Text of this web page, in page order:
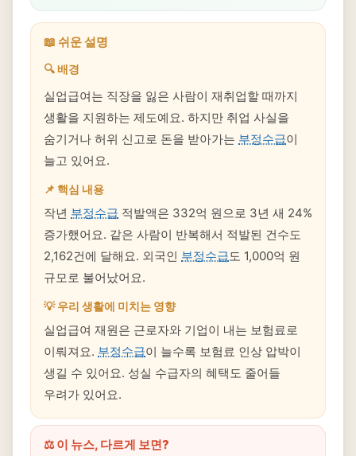
📖 쉬운 설명
🔍 배경
실업급여는 직장을 잃은 사람이 재취업할 때까지
생활을 지원하는 제도예요. 하지만 취업 사실을
숨기거나 허위 신고로 돈을 받아가는 부정수급이
늘고 있어요.
📌 핵심 내용
작년 부정수급 적발액은 332억 원으로 3년 새 24%
증가했어요. 같은 사람이 반복해서 적발된 건수도
2,162건에 달해요. 외국인 부정수급도 1,000억 원
규모로 불어났어요.
💡 우리 생활에 미치는 영향
실업급여 재원은 근로자와 기업이 내는 보험료로
이뤄져요. 부정수급이 늘수록 보험료 인상 압박이
생길 수 있어요. 성실 수급자의 혜택도 줄어들
우려가 있어요.
⚖️ 이 뉴스, 다르게 보면?